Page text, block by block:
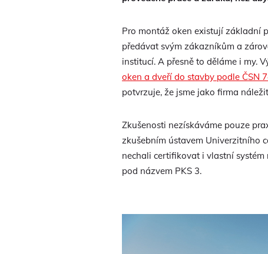
Pro montáž oken existují základní
předávat svým zákazníkům a
institucí. A přesně to děláme i my.
oken a dveří do stavby podle ČSN
potvrzuje, že jsme jako firma
Zkušenosti nezískáváme pouze
zkušebním ústavem Univerzitního
nechali certifikovat i vlastní
pod názvem PKS 3.